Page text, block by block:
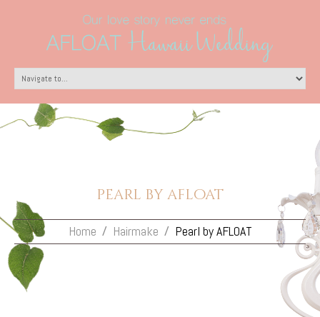
pearl by afloat
Home Hairmake Pearl by AFLOAT